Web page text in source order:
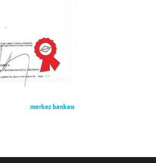
merkez bankası